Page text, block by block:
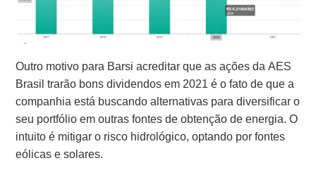
Outro motivo para Barsi acreditar que as ações da AES
Brasil trarão bons dividendos em 2021 é o fato de que a
companhia está buscando alternativas para diversificar o
seu portfólioem outras fontes de obtenção de energia. O
intuito é mitigar o risco hidrológico, optando por fontes
eólicas e solares.